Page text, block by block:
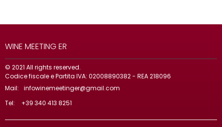
WINE MEETING ER
© 2021 All rights reserved.
Codice fiscale e Partita IVA: 02008890382 - REA 218096
Mail:
infowinemeetinger@gmail.com
Tel:
+39 340 413 8251